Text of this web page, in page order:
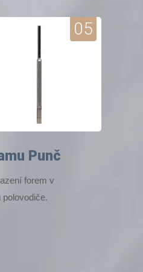
05
Punč
forem v